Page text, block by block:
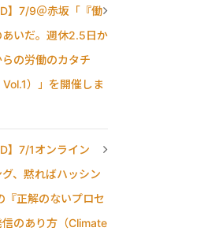
】7/9＠赤坂「『働
いだ。週休2.5日か
の労働のカタチ
）」を開催しま
】7/1オンライン
グ、黙ればハッシン
『正解のないプロセ
のあり方（Climate